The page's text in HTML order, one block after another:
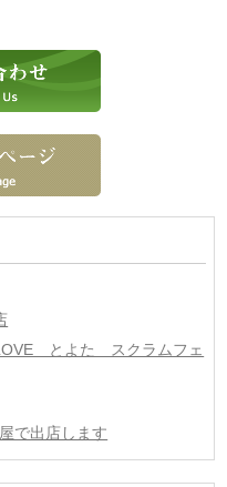
とよた スクラムフェ
で出店します